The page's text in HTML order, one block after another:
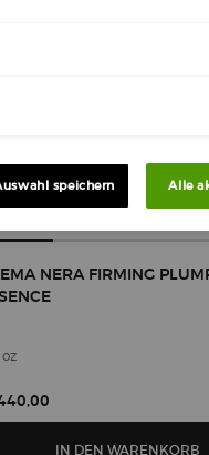
REVIVING LIGHT CREAM
NERA FIRMING
oz
IN DEN WARENKORB
speichern Alle